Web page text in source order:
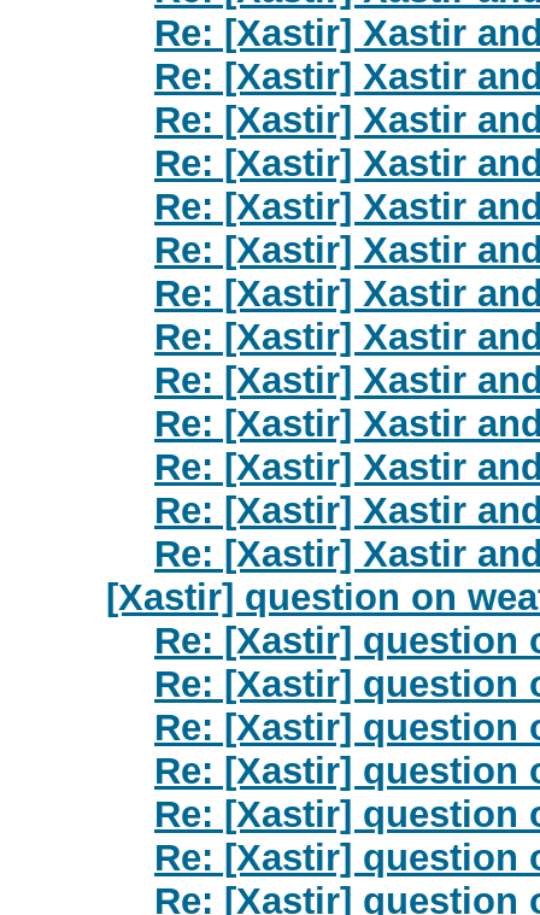
Re: [Xastir] Xastir
Re: [Xastir] Xastir
Re: [Xastir] Xastir
Re: [Xastir] Xastir
Re: [Xastir] Xastir
Re: [Xastir] Xastir
Re: [Xastir] Xastir
Re: [Xastir] Xastir
Re: [Xastir] Xastir
Re: [Xastir] Xastir
Re: [Xastir] Xastir
Re: [Xastir] Xastir
Re: [Xastir] Xastir
[Xastir] question on
Re: [Xastir] question
Re: [Xastir] question
Re: [Xastir] question
Re: [Xastir] question
Re: [Xastir] question
Re: [Xastir] question
Re: [Xastir] question